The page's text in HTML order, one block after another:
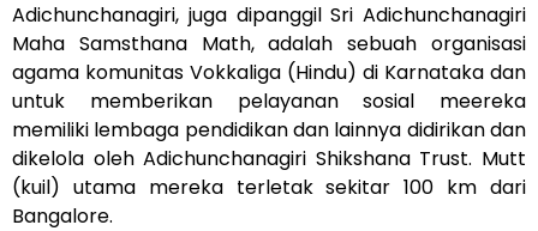
Adichunchanagiri, juga dipanggil Sri Adichunchanagiri
Maha Samsthana Math, adalah sebuah organisasi
agama komunitas Vokkaliga (Hindu) di Karnataka dan
untuk memberikan pelayanan sosial meereka
memiliki lembaga pendidikan dan lainnya didirikan dan
dikelola oleh Adichunchanagiri Shikshana Trust. Mutt
(kuil) utama mereka terletak sekitar 100 km dari
Bangalore.